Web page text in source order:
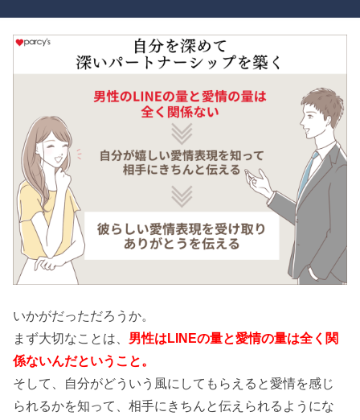
いかがだっただろうか。
まず大切なことは、 男性はLINEの量と愛情の量は全く関
係ないんだということ。
そして、自分がどういう風にしてもらえると愛情を感じ
られるかを知って、相手にきちんと伝えられるようにな